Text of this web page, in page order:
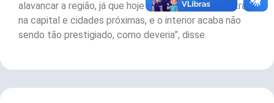
alavancar a região, já que hoje o turismo se concentra
na capital e cidades próximas, e o interior acaba não
sendo tão prestigiado, como deveria”, disse.